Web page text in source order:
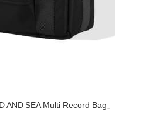
AND SEA Multi Record Bag」